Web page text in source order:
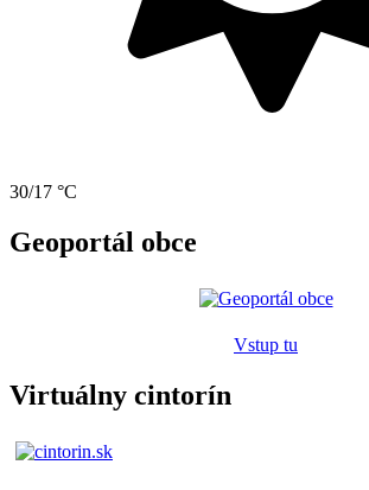
30/17 °C
Geoportál obce
Vstup tu
Virtuálny cintorín